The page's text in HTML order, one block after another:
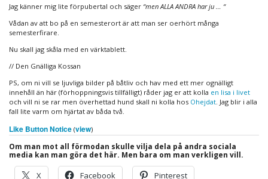
Jag känner mig lite förpubertal och säger “men ALLA ANDRA har ju … “
Vådan av att bo på en semesterort är att man ser oerhört många
semesterfirare.
Nu skall jag skåla med en värktablett.
// Den Gnälliga Kossan
PS, om ni vill se ljuvliga bilder på båtliv och hav med ett mer ognälligt
innehåll än här (förhoppningsvis tillfälligt) råder jag er att kolla en lisa i livet
och vill ni se rar men överhettad hund skall ni kolla hos Ohejdat. Jag blir i alla
fall lite varm om hjärtat av båda två.
Like Button Notice (view)
Om man mot all förmodan skulle vilja dela på andra sociala
media kan man göra det här. Men bara om man verkligen vill.
X Facebook Pinterest